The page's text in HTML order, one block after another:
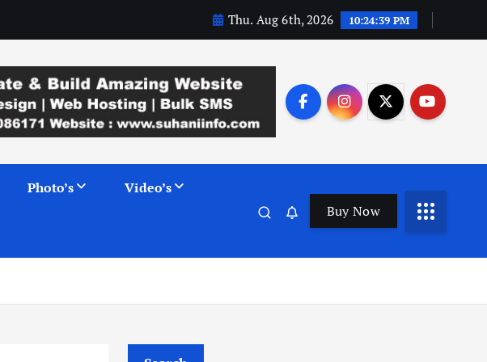
Thu. Aug 6th, 2026 10:24:39 PM
Photo’s Video’s
Buy Now